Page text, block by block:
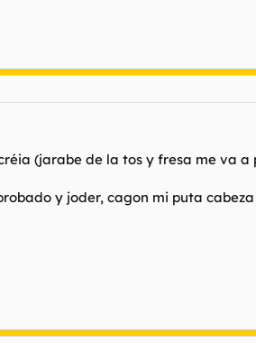
(jarabe de la tos y fresa me va
y joder, cagon mi puta